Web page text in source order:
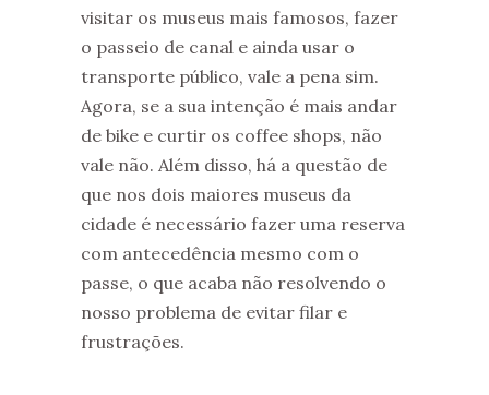
visitar os museus mais famosos, fazer
o passeio de canal e ainda usar o
transporte público, vale a pena sim.
Agora, se a sua intenção é mais andar
de bike e curtir os coffee shops, não
vale não. Além disso, há a questão de
que nos dois maiores museus da
cidade é necessário fazer uma reserva
com antecedência mesmo com o
passe, o que acaba não resolvendo o
nosso problema de evitar filar e
frustrações.